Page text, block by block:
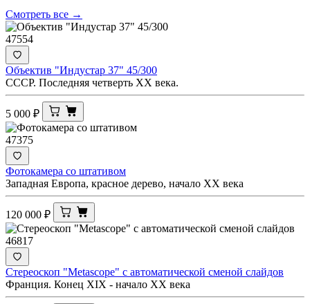
Смотреть все →
47554
Объектив "Индустар 37" 45/300
СССР. Последняя четверть XX века.
5 000 ₽
47375
Фотокамера со штативом
Западная Европа, красное дерево, начало XX века
120 000 ₽
46817
Стереоскоп "Metascope" с автоматической сменой слайдов
Франция. Конец XIX - начало XX века